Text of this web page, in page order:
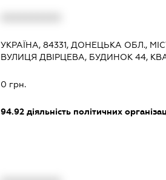
УКРАЇНА, 84331, ДОНЕЦЬКА ОБЛ.,
ВУЛИЦЯ ДВІРЦЕВА, БУДИНОК 44,
0 грн.
94.92 діяльність політичних